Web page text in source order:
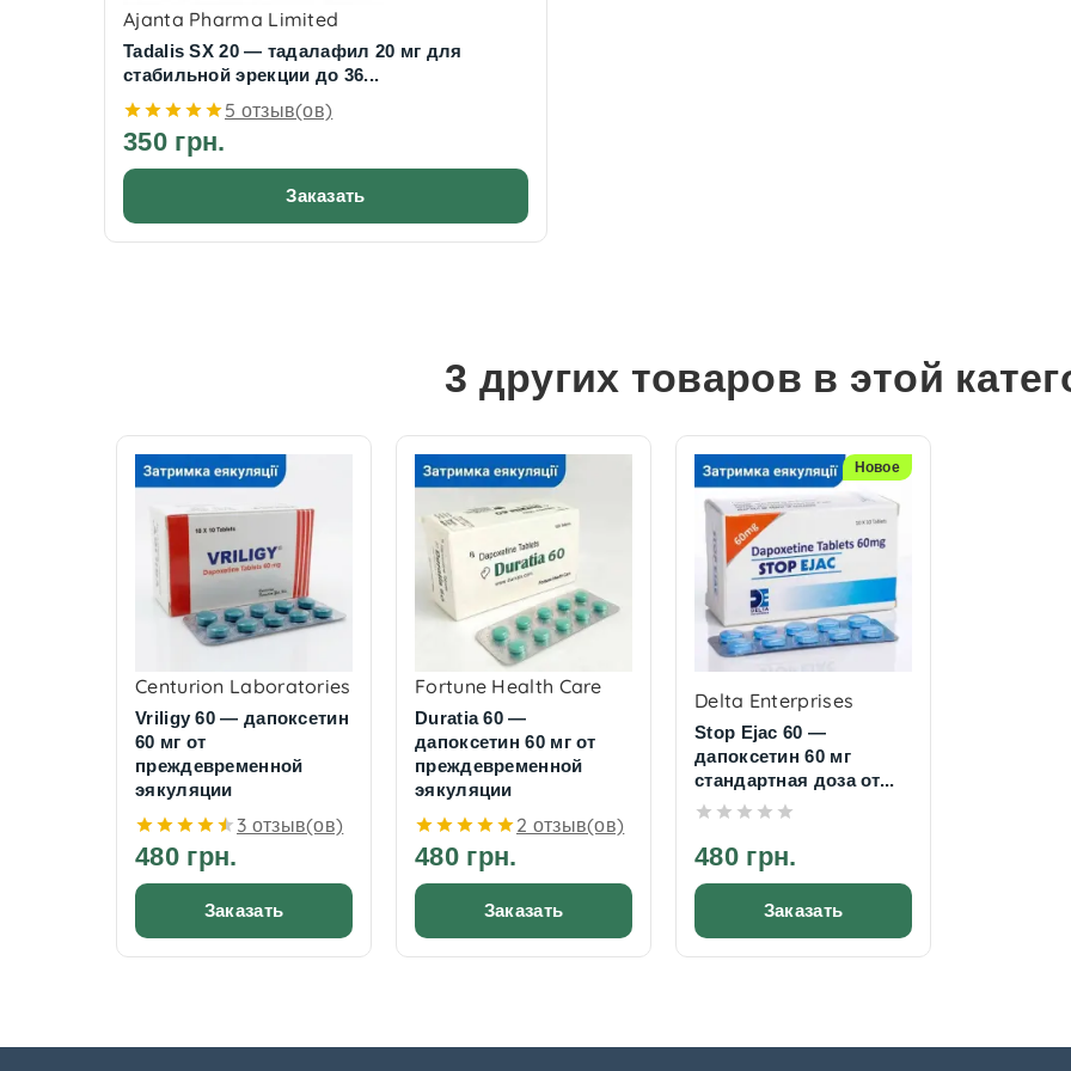
Ajanta Pharma Limited
Tadalis SX 20 — тадалафил 20 мг для
стабильной эрекции до 36...
5 отзыв(ов)
350 грн.
Заказать
3 других товаров в этой
Centurion Laboratories
Vriligy 60 — дапоксетин
60 мг от
преждевременной
эякуляции
3 отзыв(ов)
480 грн.
Заказать
Fortune Health Care
Duratia 60 —
дапоксетин 60 мг от
преждевременной
эякуляции
2 отзыв(ов)
480 грн.
Заказать
Новое
Delta Enterprises
Stop Ejac 60 —
дапоксетин 60 мг
стандартная доза от...
480 грн.
Заказать